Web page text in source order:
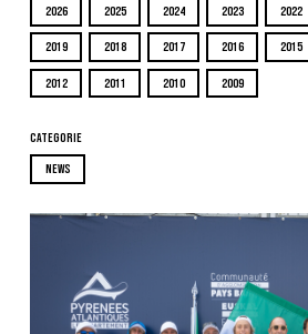
2026 2025 2024 2023 2022
2019 2018 2017 2016 2015
2012 2011 2010 2009
Categorie
NEWS